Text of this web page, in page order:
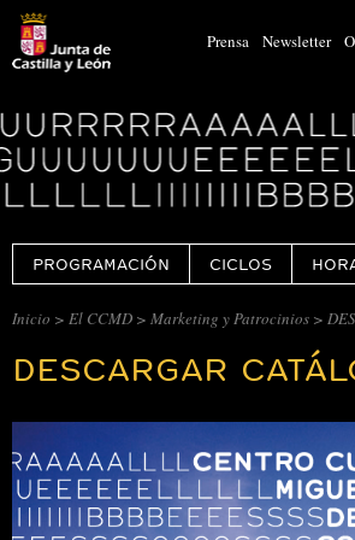
Prensa Newsletter
Logo
Centro
Cultural
Miguel
Delibes
PROGRAMACIÓN CICLOS
Inicio > El CCMD > Marketing y Patrocinios >
DESCARGAR